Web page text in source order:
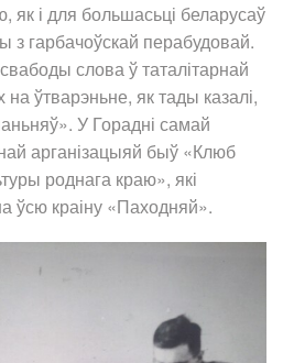
і для большасьці беларусаў
з гарбачоўскай перабудовай.
слова ў таталітарнай
на ўтварэньне, як тады казалі,
У Горадні самай
арганізацыяй быў «Клюб
роднага краю», які
ўсю краіну «Паходняй».